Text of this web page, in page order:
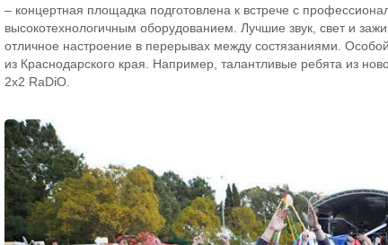
– концертная площадка подготовлена к встрече с
высокотехнологичным оборудованием. Лучшие звук, свет и
отличное настроение в перерывах между состязаниями.
из Краснодарского края. Например, талантливые ребята из
2х2 RaDiO.